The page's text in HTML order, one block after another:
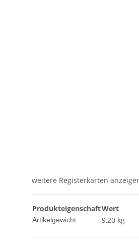
weitere Registerkarten
ProdukteigenschaftWert
Artikelgewicht: 9,20 kg